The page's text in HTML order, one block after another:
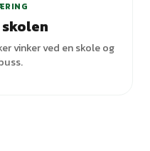
vinker ved en skole og